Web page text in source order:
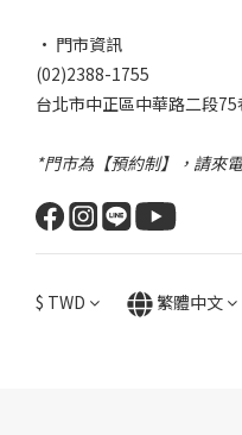
• 門市資訊
(02)2388-1755
台北市中正區中華路二段
*門市為【預約制】，請來
$ TWD 繁體中文